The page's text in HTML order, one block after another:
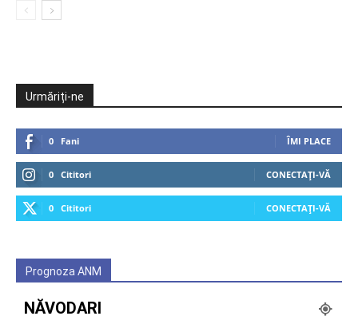
Urmăriți-ne
0 Fani ÎMI PLACE
0 Cititori CONECTAȚI-VĂ
0 Cititori CONECTAȚI-VĂ
Prognoza ANM
NĂVODARI